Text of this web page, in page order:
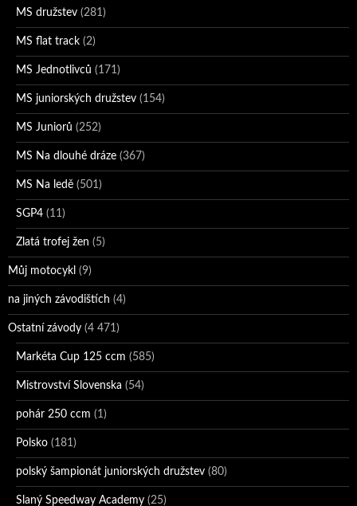
MS družstev (281)
MS flat track (2)
MS Jednotlivců (171)
MS juniorských družstev (154)
MS Juniorů (252)
MS Na dlouhé dráze (367)
MS Na ledě (501)
SGP4 (11)
Zlatá trofej žen (5)
Můj motocykl (9)
na jiných závodištích (4)
Ostatní závody (4 471)
Markéta Cup 125 ccm (585)
Mistrovství Slovenska (54)
pohár 250 ccm (1)
Polsko (181)
polský šampionát juniorských družstev (80)
Slaný Speedway Academy (25)